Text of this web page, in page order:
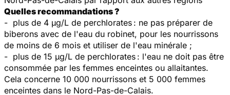
Quelles recommandations ?
- plus de 4 μg/L de perchlorates : ne pas préparer de
biberons avec de l'eau du robinet, pour les nourrissons
de moins de 6 mois et utiliser de l'eau minérale ;
- plus de 15 μg/L de perchlorates : l'eau ne doit pas être
consommée par les femmes enceintes ou allaitantes.
Cela concerne 10 000 nourrissons et 5 000 femmes
enceintes dans le Nord-Pas-de-Calais.